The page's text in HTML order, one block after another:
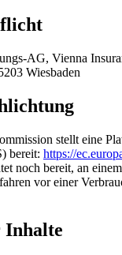
AG, Vienna
Wiesbaden
stellt eine
bereit: https://
noch bereit, an einem
vor einer